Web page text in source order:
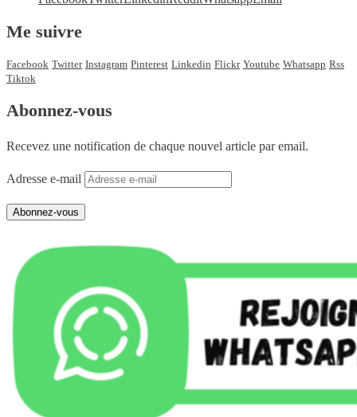
Me suivre
Facebook Twitter Instagram Pinterest Linkedin Flickr Youtube Whatsapp Rss
Tiktok
Abonnez-vous
Recevez une notification de chaque nouvel article par email.
Adresse e-mail
Abonnez-vous